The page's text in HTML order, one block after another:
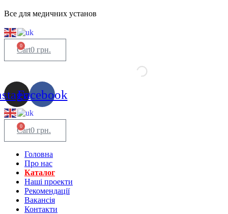
Все для медичних установ
0 грн.
0
Cart
Facebook
0 грн.
0
Cart
Головна
Про нас
Каталог
Нашi проекти
Рекомендації
Вакансiя
Контакти